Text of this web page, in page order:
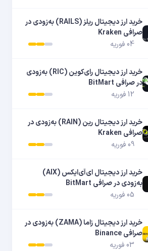
خرید ارز دیجیتال ریلز (RAILS) به‌زودی در
صرافی Kraken
04 فوریه
خرید ارز دیجیتال رای‌کوین (RIC) به‌زودی
در صرافی BitMart
12 فوریه
خرید ارز دیجیتال رین (RAIN) به‌زودی در
صرافی Kraken
09 فوریه
خرید ارز دیجیتال ای‌آی‌ایکس (AIX)
به‌زودی در صرافی BitMart
05 فوریه
خرید ارز دیجیتال زاما (ZAMA) به‌زودی در
صرافی Binance
03 فوریه